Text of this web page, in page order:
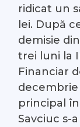
ridicat un
lei. După
demisie
trei luni la
Financiar
decembrie
principal
Savciuc s-